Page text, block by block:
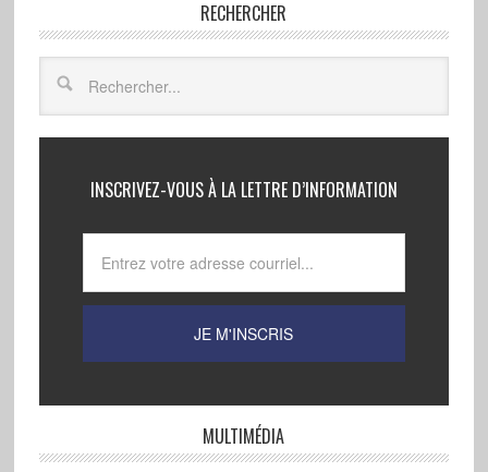
RECHERCHER
INSCRIVEZ-VOUS À LA LETTRE D’INFORMATION
MULTIMÉDIA